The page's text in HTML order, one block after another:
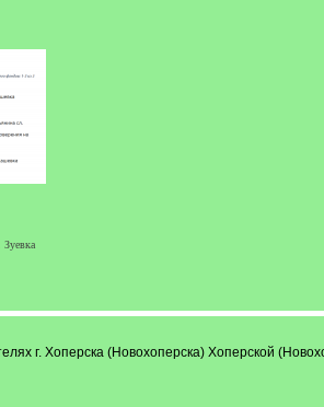
г. Хоперска (Новохоперска) Хоперской